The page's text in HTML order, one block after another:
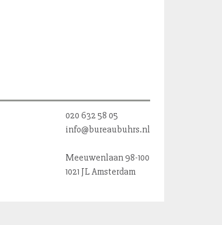
020 632 58 05
info@bureaubuhrs.nl
Meeuwenlaan 98-100
1021 JL Amsterdam